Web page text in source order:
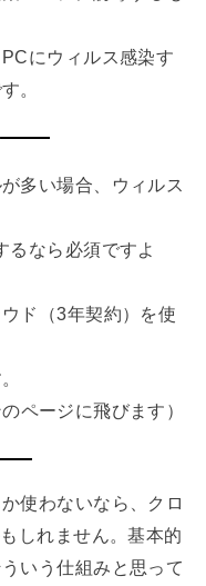
にウィルス感染す
。
多い場合、ウィルス
るなら必須ですよ
ド（3年契約）を使
のページに飛びます）
使わないなら、クロ
しれません。基本的
いう仕組みと思って